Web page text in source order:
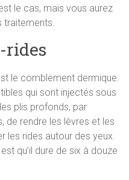
le cas, mais vous aurez
traitements.
rides
le comblement dermique.
qui sont injectés sous
plis profonds, par
de rendre les lèvres et les
les rides autour des yeux.
qu’il dure de six à douze